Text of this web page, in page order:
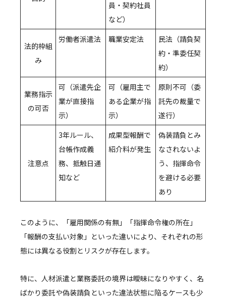
員・契約社員
など）
法的枠組
み
労働者派遣法 職業安定法
民法（請負契
約・準委任契
約）
業務指示
の可否
可（派遣先企
業が直接指
示）
可（雇用主で
ある企業が指
示）
原則不可（委
託先の裁量で
遂行）
注意点
3年ルール、
台帳作成義
務、抵触日通
知など
成果型報酬で
紹介料が発生
偽装請負とみ
なされないよ
う、指揮命令
を避ける必要
あり
このように、「雇用関係の有無」「指揮命令権の所在」
「報酬の支払い対象」といった違いにより、それぞれの形
態には異なる役割とリスクが存在します。
特に、人材派遣と業務委託の境界は曖昧になりやすく、名
ばかり委託や偽装請負といった違法状態に陥るケースも少